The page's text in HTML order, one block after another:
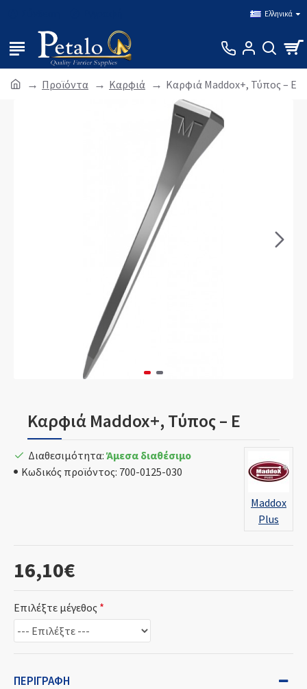
Ελληνικά
Προϊόντα Καρφιά Καρφιά Maddox+, Τύπος – E
Καρφιά Maddox+, Τύπος – E
16,10€
Διαθεσιμότητα: Άμεσα διαθέσιμο
Κωδικός προϊόντος: 700-0125-030
Maddox
Plus
Επιλέξτε μέγεθος
ΠΕΡΙΓΡΑΦΉ